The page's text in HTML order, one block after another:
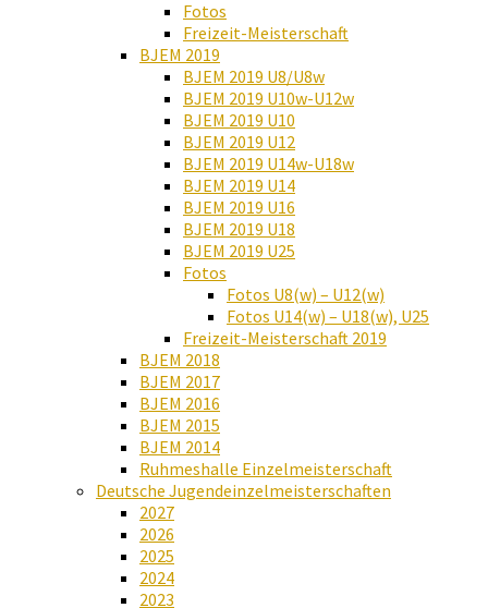
Fotos
Freizeit-Meisterschaft
BJEM 2019
BJEM 2019 U8/U8w
BJEM 2019 U10w-U12w
BJEM 2019 U10
BJEM 2019 U12
BJEM 2019 U14w-U18w
BJEM 2019 U14
BJEM 2019 U16
BJEM 2019 U18
BJEM 2019 U25
Fotos
Fotos U8(w) – U12(w)
Fotos U14(w) – U18(w), U25
Freizeit-Meisterschaft 2019
BJEM 2018
BJEM 2017
BJEM 2016
BJEM 2015
BJEM 2014
Ruhmeshalle Einzelmeisterschaft
Deutsche Jugendeinzelmeisterschaften
2027
2026
2025
2024
2023